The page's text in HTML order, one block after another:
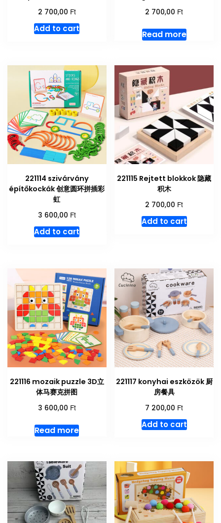
2 700,00 Ft
Add to cart
2 700,00 Ft
Read more
221114 szivárvány
építőkockák 创意圆环拼插彩
虹
3 600,00 Ft
Add to cart
221115 Rejtett blokkok 隐藏
积木
2 700,00 Ft
Add to cart
221116 mozaik puzzle 3D立
体马赛克拼图
3 600,00 Ft
Read more
221117 konyhai eszközök 厨
房餐具
7 200,00 Ft
Add to cart